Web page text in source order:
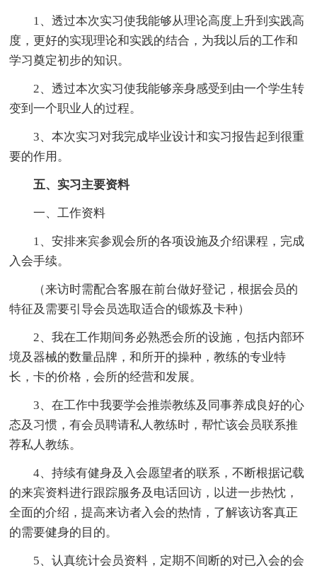
1、透过本次实习使我能够从理论高度上升到实践高
度，更好的实现理论和实践的结合，为我以后的工作和
学习奠定初步的知识。
2、透过本次实习使我能够亲身感受到由一个学生转
变到一个职业人的过程。
3、本次实习对我完成毕业设计和实习报告起到很重
要的作用。
五、实习主要资料
一、工作资料
1、安排来宾参观会所的各项设施及介绍课程，完成
入会手续。
（来访时需配合客服在前台做好登记，根据会员的
特征及需要引导会员选取适合的锻炼及卡种）
2、我在工作期间务必熟悉会所的设施，包括内部环
境及器械的数量品牌，和所开的操种，教练的专业特
长，卡的价格，会所的经营和发展。
3、在工作中我要学会推崇教练及同事养成良好的心
态及习惯，有会员聘请私人教练时，帮忙该会员联系推
荐私人教练。
4、持续有健身及入会愿望者的联系，不断根据记载
的来宾资料进行跟踪服务及电话回访，以进一步热忱，
全面的介绍，提高来访者入会的热情，了解该访客真正
的需要健身的目的。
5、认真统计会员资料，定期不间断的对已入会的会